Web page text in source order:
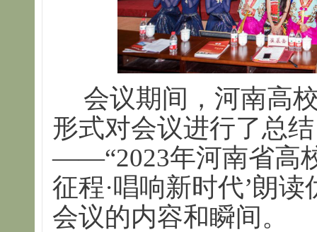
会议期间，河南高
形式对会议进行了总
——“2023年河南省高
征程·唱响新时代’朗
会议的内容和瞬间。